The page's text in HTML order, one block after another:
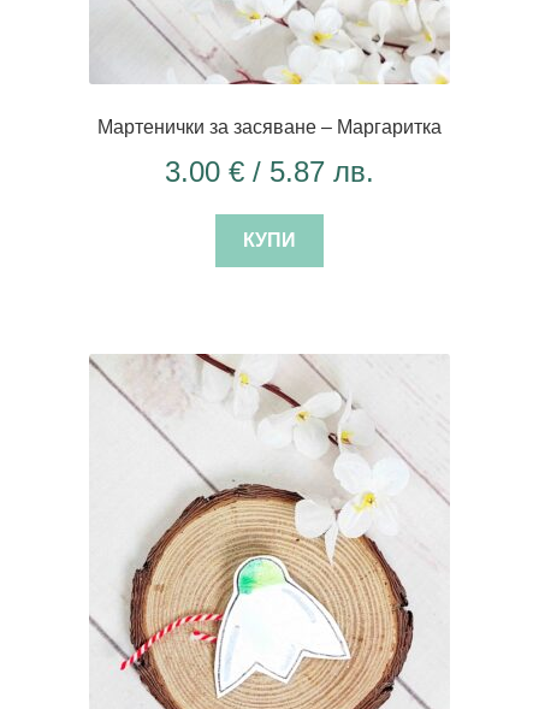
Мартенички за засяване – Маргаритка
3.00 € / 5.87 лв.
КУПИ